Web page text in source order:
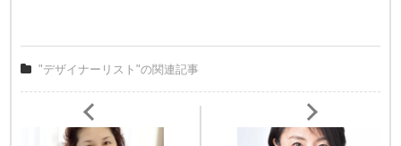
"デザイナーリスト"の関連記事